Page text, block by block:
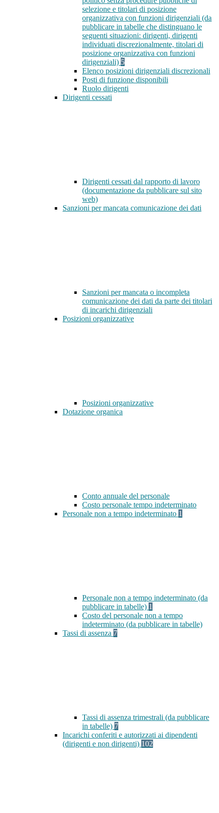
selezione e titolari di posizione
organizzativa con funzioni dirigenziali (da
pubblicare in tabelle che distinguano le
seguenti situazioni: dirigenti, dirigenti
individuati discrezionalmente, titolari di
posizione organizzativa con funzioni
dirigenziali) 5
Elenco posizioni dirigenziali discrezionali
Posti di funzione disponibili
Ruolo dirigenti
Dirigenti cessati
Dirigenti cessati dal rapporto di lavoro
(documentazione da pubblicare sul sito
web)
Sanzioni per mancata comunicazione dei dati
Sanzioni per mancata o incompleta
comunicazione dei dati da parte dei titolari
di incarichi dirigenziali
Posizioni organizzative
Posizioni organizzative
Dotazione organica
Conto annuale del personale
Costo personale tempo indeterminato
Personale non a tempo indeterminato 1
Personale non a tempo indeterminato (da
pubblicare in tabelle) 1
Costo del personale non a tempo
indeterminato (da pubblicare in tabelle)
Tassi di assenza 7
Tassi di assenza trimestrali (da pubblicare
in tabelle) 7
Incarichi conferiti e autorizzati ai dipendenti
(dirigenti e non dirigenti) 102